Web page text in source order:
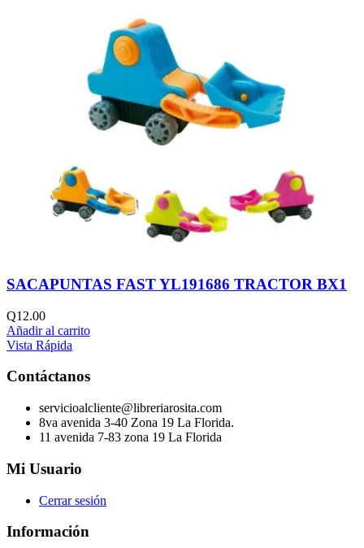
SACAPUNTAS FAST YL191686 TRACTOR BX1
Q12.00
Añadir al carrito
Vista Rápida
Contáctanos
servicioalcliente@libreriarosita.com
8va avenida 3-40 Zona 19 La Florida.
11 avenida 7-83 zona 19 La Florida
Mi Usuario
Cerrar sesión
Información